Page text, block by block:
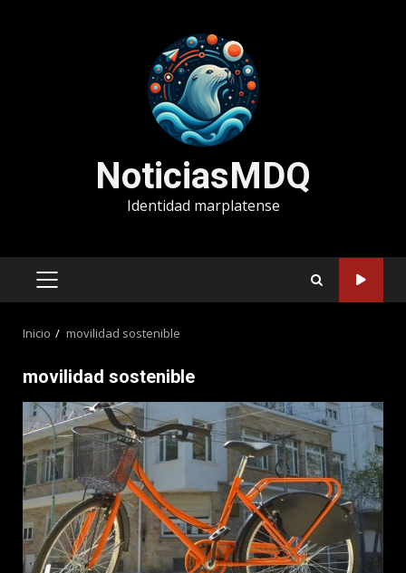
NoticiasMDQ
Identidad marplatense
MENÚ
Inicio movilidad sostenible
movilidad sostenible